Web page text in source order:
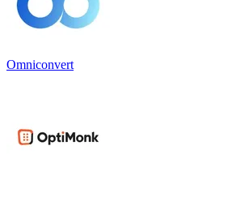
Omniconvert